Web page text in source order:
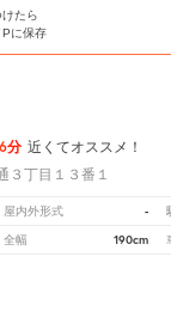
たら
Pに保存
分 近くてオススメ！
３丁目１３番１
屋内外形式 -
全幅 190cm